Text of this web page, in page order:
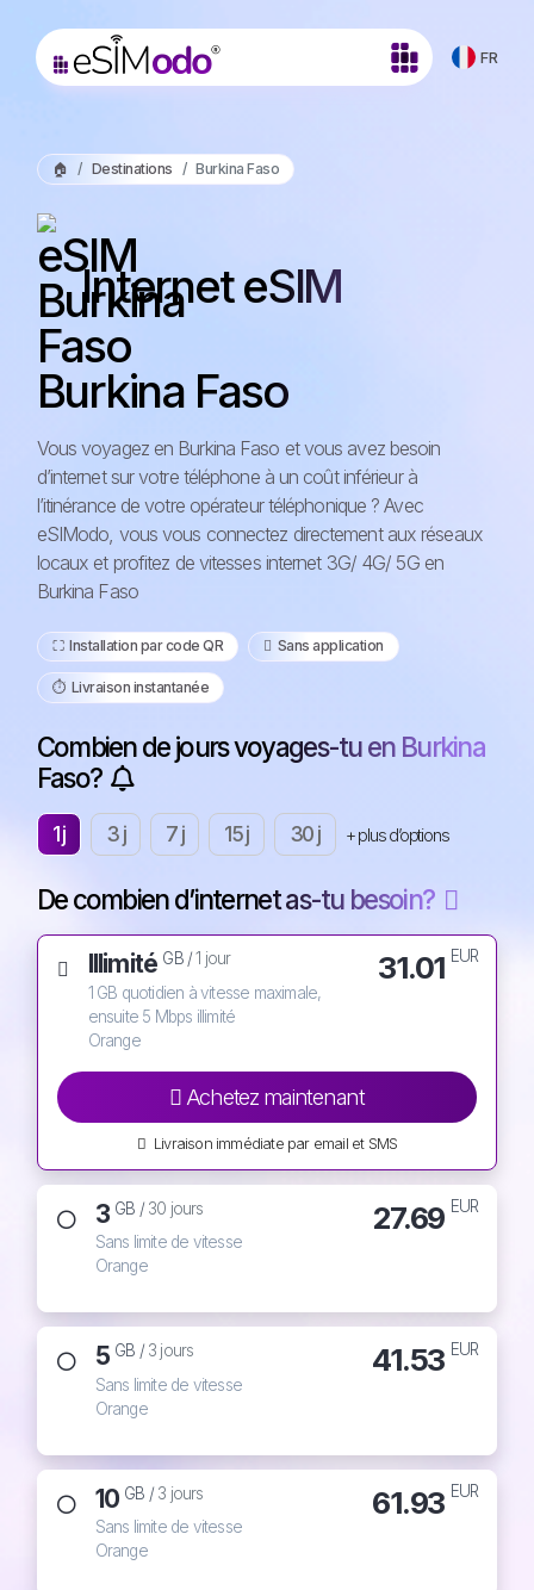
FR
🏠 Destinations Burkina Faso
Internet eSIM
Burkina Faso
Vous voyagez en Burkina Faso et vous avez besoin
d’internet sur votre téléphone à un coût inférieur à
l’itinérance de votre opérateur téléphonique ? Avec
eSIModo, vous vous connectez directement aux réseaux
locaux et profitez de vitesses internet 3G/ 4G/ 5G en
Burkina Faso
⛶️️ Installation par code QR ️ Sans application
⏱️️ Livraison instantanée
Combien de jours voyages-tu en Burkina
Faso?
1 j 3 j 7 j 15 j 30 j + plus d’options
De combien d’internet as-tu besoin?
Illimité GB /1 jour
1 GB quotidien à vitesse maximale,
ensuite 5 Mbps illimité
Orange
31.01 EUR
Achetez maintenant
Livraison immédiate par email et SMS
3 GB /30 jours
Sans limite de vitesse
Orange
27.69 EUR
5 GB /3 jours
Sans limite de vitesse
Orange
41.53 EUR
10 GB /3 jours
Sans limite de vitesse
Orange
61.93 EUR